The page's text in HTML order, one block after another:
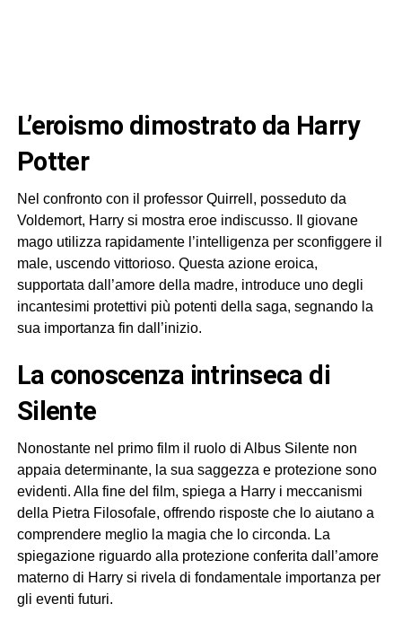
l’eroismo dimostrato da Harry
Potter
Nel confronto con il professor Quirrell, posseduto da
Voldemort, Harry si mostra eroe indiscusso. Il giovane
mago utilizza rapidamente l’intelligenza per sconfiggere il
male, uscendo vittorioso. Questa azione eroica,
supportata dall’amore della madre, introduce uno degli
incantesimi protettivi più potenti della saga, segnando la
sua importanza fin dall’inizio.
la conoscenza intrinseca di
Silente
Nonostante nel primo film il ruolo di Albus Silente non
appaia determinante, la sua saggezza e protezione sono
evidenti. Alla fine del film, spiega a Harry i meccanismi
della Pietra Filosofale, offrendo risposte che lo aiutano a
comprendere meglio la magia che lo circonda. La
spiegazione riguardo alla protezione conferita dall’amore
materno di Harry si rivela di fondamentale importanza per
gli eventi futuri.